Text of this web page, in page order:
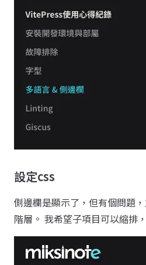
設定css
側邊欄是顯示了，但有個問題
階層。 我希望子項目可以縮排